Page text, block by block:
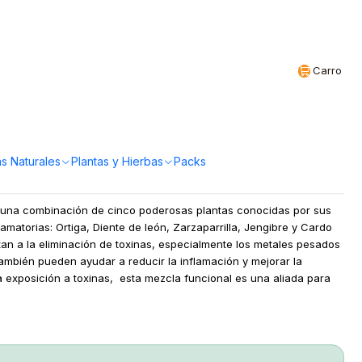
Carro
Naturales Plantas y Hierbas Packs
combinación de cinco poderosas plantas conocidas por sus
Ortiga, Diente de león, Zarzaparrilla, Jengibre y Cardo
a la eliminación de toxinas, especialmente los metales pesados
pueden ayudar a reducir la inflamación y mejorar la
exposición a toxinas, esta mezcla funcional es una aliada para